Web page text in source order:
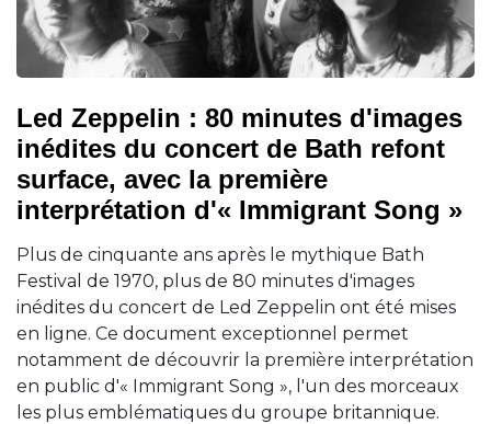
Led Zeppelin : 80 minutes d'images
inédites du concert de Bath refont
surface, avec la première
interprétation d'« Immigrant Song »
Plus de cinquante ans après le mythique Bath
Festival de 1970, plus de 80 minutes d'images
inédites du concert de Led Zeppelin ont été mises
en ligne. Ce document exceptionnel permet
notamment de découvrir la première interprétation
en public d'« Immigrant Song », l'un des morceaux
les plus emblématiques du groupe britannique.